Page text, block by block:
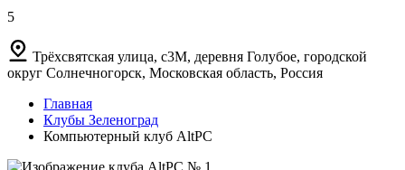
5
Трёхсвятская улица, с3М, деревня Голубое, городской
округ Солнечногорск, Московская область, Россия
Главная
Клубы Зеленоград
Компьютерный клуб AltPC